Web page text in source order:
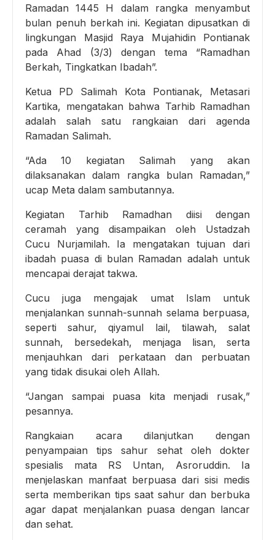
Ramadan 1445 H dalam rangka menyambut
bulan penuh berkah ini. Kegiatan dipusatkan di
lingkungan Masjid Raya Mujahidin Pontianak
pada Ahad (3/3) dengan tema “Ramadhan
Berkah, Tingkatkan Ibadah”.
Ketua PD Salimah Kota Pontianak, Metasari
Kartika, mengatakan bahwa Tarhib Ramadhan
adalah salah satu rangkaian dari agenda
Ramadan Salimah.
“Ada 10 kegiatan Salimah yang akan
dilaksanakan dalam rangka bulan Ramadan,”
ucap Meta dalam sambutannya.
Kegiatan Tarhib Ramadhan diisi dengan
ceramah yang disampaikan oleh Ustadzah
Cucu Nurjamilah. Ia mengatakan tujuan dari
ibadah puasa di bulan Ramadan adalah untuk
mencapai derajat takwa.
Cucu juga mengajak umat Islam untuk
menjalankan sunnah-sunnah selama berpuasa,
seperti sahur, qiyamul lail, tilawah, salat
sunnah, bersedekah, menjaga lisan, serta
menjauhkan dari perkataan dan perbuatan
yang tidak disukai oleh Allah.
“Jangan sampai puasa kita menjadi rusak,”
pesannya.
Rangkaian acara dilanjutkan dengan
penyampaian tips sahur sehat oleh dokter
spesialis mata RS Untan, Asroruddin. Ia
menjelaskan manfaat berpuasa dari sisi medis
serta memberikan tips saat sahur dan berbuka
agar dapat menjalankan puasa dengan lancar
dan sehat.